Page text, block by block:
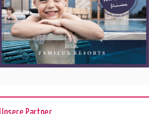
Unsere Partner